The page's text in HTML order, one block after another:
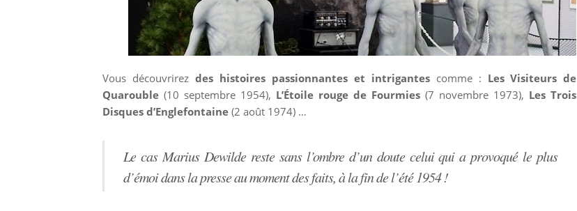
Vous découvrirezdes histoires passionnantes et intrigantescomme : Les Visiteurs de
Quarouble (10 septembre 1954), L’Étoile rouge de Fourmies (7 novembre 1973), Les Trois
Disques d’Englefontaine (2 août 1974) …
Le cas Marius Dewilde reste sans l’ombre d’un doute celui qui a provoqué le plus
d’émoi dans la presse au moment des faits, à la fin de l’été 1954 !